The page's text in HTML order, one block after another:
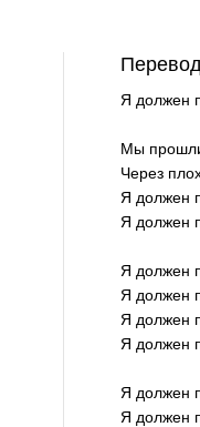
Я должен
Мы
Через
Я должен
Я должен
Я должен
Я должен
Я должен
Я должен
Я должен
Я должен